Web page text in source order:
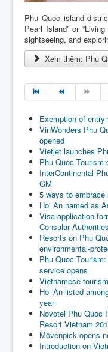
Phu Quoc island
Pearl Island” or
sightseeing, and
Xem thêm: Phu
Exemption of
VinWonders Phu
opened
Vietjet launches
Phu Quoc Tourism
InterContinental
GM
5 ways to
Hoi An named as
Visa application
Consular Authorities
Resorts on Phu
environmental-
Phu Quoc
service opens
Vietnamese
Hoi An listed
year
Novotel Phu Quoc
Resort Vietnam
Mövenpick opens
Introduction on